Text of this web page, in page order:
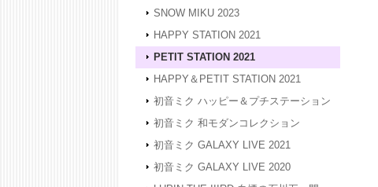
SNOW MIKU 2023
HAPPY STATION 2021
PETIT STATION 2021
HAPPY＆PETIT STATION 2021
初音ミク ハッピー＆プチステーション
初音ミク 和モダンコレクション
初音ミク GALAXY LIVE 2021
初音ミク GALAXY LIVE 2020